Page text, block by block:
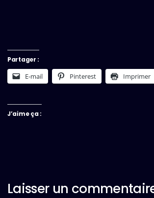
Partager :
E-mail Pinterest Imprimer
J’aime ça :
Laisser un